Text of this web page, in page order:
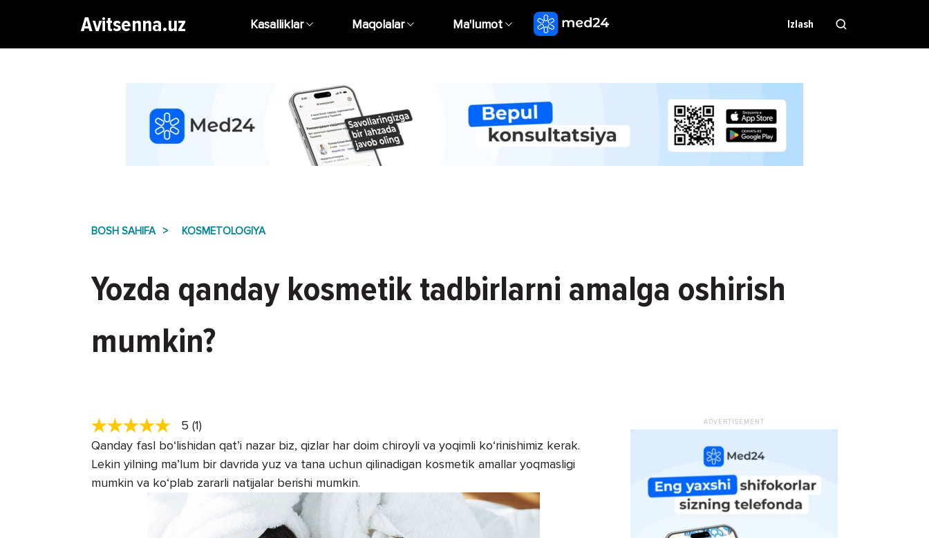
Avitsenna.uz Kasalliklar Maqolalar Ma'lumot Izlash
BOSH SAHIFA KOSMETOLOGIYA
Yozda qanday kosmetik tadbirlarni amalga oshirish
mumkin?
5 (1)
Qanday fasl bo‘lishidan qat’i nazar biz, qizlar har doim chiroyli va yoqimli ko‘rinishimiz kerak.
Lekin yilning ma’lum bir davrida yuz va tana uchun qilinadigan kosmetik amallar yoqmasligi
mumkin va ko‘plab zararli natijalar berishi mumkin.